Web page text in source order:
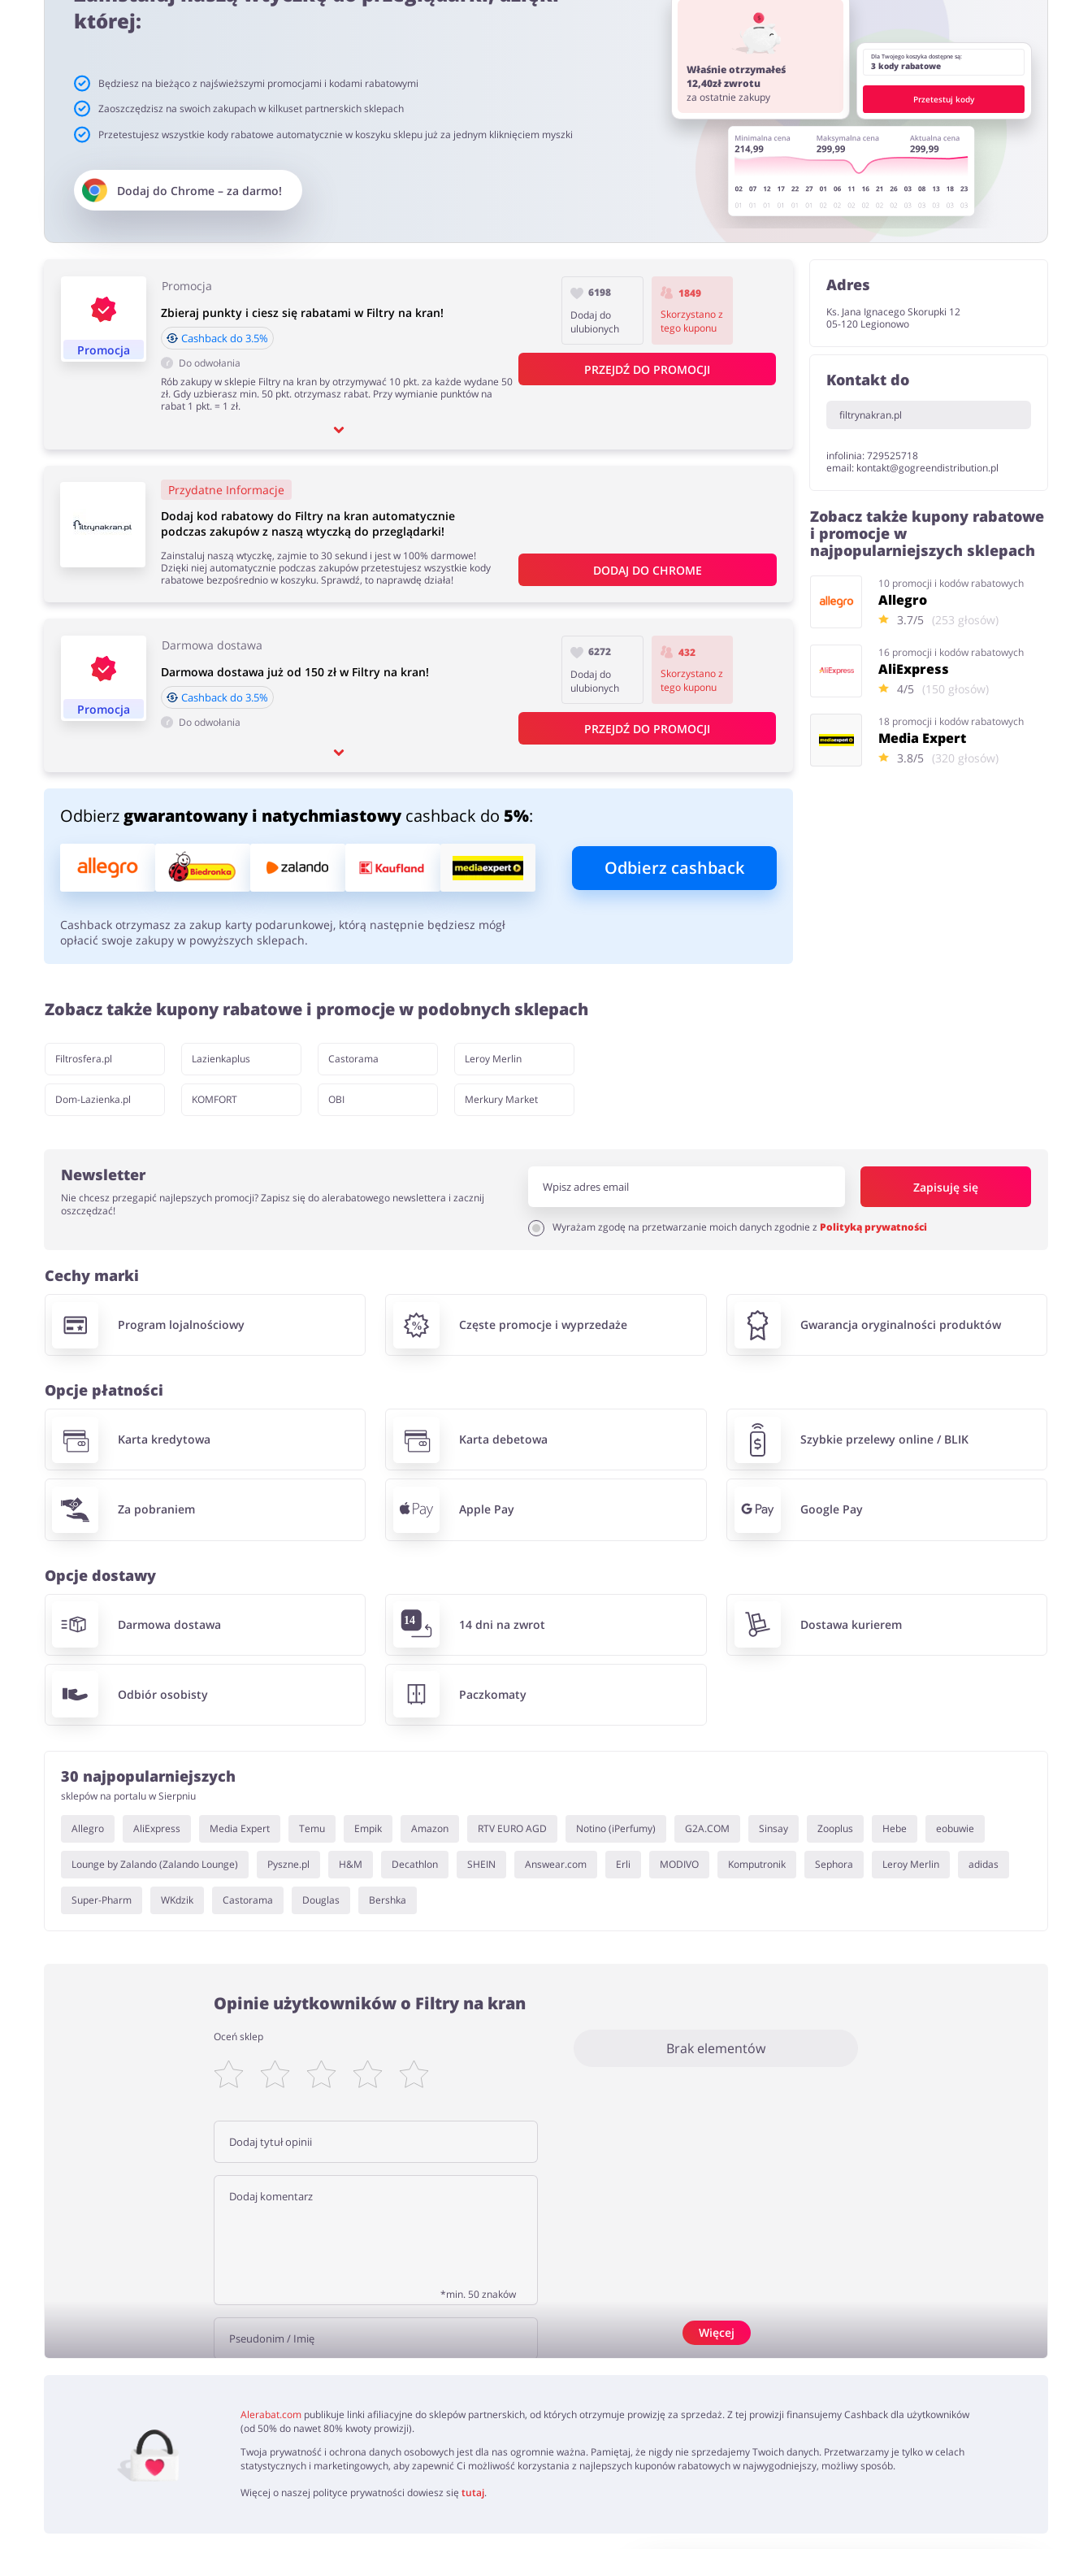
netto. Rekomendujemy korzystanie z wtyczki alerabat.com. Pamiętaj aby przed zakupem wyłączyć AdBlock oraz aby nie korzystać z innych stron lub rozszerzeń do przeglądarki
oferujących kody rabatowe lub cashback.
Czas akceptacji cashback:
Średni czas akceptacji Cashback w Filtry na kran wynosi od 40 do 90 dni.
której:
Będziesz na bieżąco z najświeższymi promocjami i kodami rabatowymi
Zaoszczędzisz na swoich zakupach w kilkuset partnerskich sklepach
Przetestujesz wszystkie kody rabatowe automatycznie w koszyku sklepu już za jednym kliknięciem myszki
Dodaj do Chrome– za darmo!
Właśnie otrzymałeś
12,40zł zwrotu
za ostatnie zakupy
Dla Twojego koszyka dostępne są:
3 kody rabatowe
Przetestuj kody
Promocja
Promocja
Zbieraj punkty i ciesz się rabatami w Filtry na kran!
Cashback do 3.5%
Rób zakupy w sklepie Filtry na kran by otrzymywać 10 pkt. za każde wydane 50
zł. Gdy uzbierasz min. 50 pkt. otrzymasz rabat. Przy wymianie punktów na
rabat 1 pkt. = 1 zł.
Do odwołania
6198
Dodaj do
ulubionych
1849
Skorzystano z
tego kuponu
PRZEJDŹ DO PROMOCJI
Promocja
Darmowa dostawa
Darmowa dostawa już od 150 zł w Filtry na kran!
Cashback do 3.5%
Do odwołania
6272
Dodaj do
ulubionych
432
Skorzystano z
tego kuponu
PRZEJDŹ DO PROMOCJI
Przydatne Informacje
Dodaj kod rabatowy do Filtry na kran automatycznie
podczas zakupów z naszą wtyczką do przeglądarki!
Zainstaluj naszą wtyczkę, zajmie to 30 sekund i jest w 100% darmowe!
Dzięki niej automatycznie podczas zakupów przetestujesz wszystkie kody
rabatowe bezpośrednio w koszyku. Sprawdź, to naprawdę działa!
DODAJ DO CHROME
Odbierz gwarantowany i natychmiastowycashback do 5%:
Odbierz cashback
Cashback otrzymasz za zakup karty podarunkowej, którą następnie będziesz mógł
opłacić swoje zakupy w powyższych sklepach.
Zobacz także kupony rabatowe i promocje w podobnych sklepach
Filtrosfera.pl
Dom-Lazienka.pl
Lazienkaplus
KOMFORT
Castorama
OBI
Leroy Merlin
Merkury Market
Adres
Ks. Jana Ignacego Skorupki 12
05-120 Legionowo
Kontakt do
filtrynakran.pl
infolinia: 729525718
email: kontakt@gogreendistribution.pl
Zobacz także kupony rabatowe
i promocje w
najpopularniejszych sklepach
10 promocji i kodów rabatowych
Allegro
3.7/5 (253 głosów)
16 promocji i kodów rabatowych
AliExpress
4/5 (150 głosów)
18 promocji i kodów rabatowych
Media Expert
3.8/5 (320 głosów)
Newsletter
Nie chcesz przegapić najlepszych promocji? Zapisz się do alerabatowego newslettera i zacznij
oszczędzać!
Zapisuję się
Wyrażam zgodę na przetwarzanie moich danych zgodnie z Polityką prywatności
Cechy marki
Program lojalnościowy Częste promocje i wyprzedaże Gwarancja oryginalności produktów
Opcje płatności
Karta kredytowa Karta debetowa Szybkie przelewy online / BLIK
Za pobraniem Apple Pay Google Pay
Opcje dostawy
Darmowa dostawa 14 dni na zwrot Dostawa kurierem
Odbiór osobisty Paczkomaty
30 najpopularniejszych
sklepów na portalu w Sierpniu
Allegro AliExpress Media Expert Temu Empik Amazon RTV EURO AGD Notino (iPerfumy) G2A.COM Sinsay Zooplus Hebe eobuwie
Lounge by Zalando (Zalando Lounge) Pyszne.pl H&M Decathlon SHEIN Answear.com Erli MODIVO Komputronik Sephora Leroy Merlin adidas
Super-Pharm WKdzik Castorama Douglas Bershka
Opinie użytkowników o Filtry na kran
Oceń sklep
*min. 50 znaków
Brak elementów
Więcej
Alerabat.compublikuje linki afiliacyjne do sklepów partnerskich, od których otrzymuje prowizję za sprzedaż. Z tej prowizji finansujemy Cashback dla użytkowników
(od 50% do nawet 80% kwoty prowizji).
Twoja prywatność i ochrona danych osobowych jest dla nas ogromnie ważna. Pamiętaj, że nigdy nie sprzedajemy Twoich danych. Przetwarzamy je tylko w celach
statystycznych i marketingowych, aby zapewnić Ci możliwość korzystania z najlepszych kuponów rabatowych w najwygodniejszy, możliwy sposób.
Więcej o naszej polityce prywatności dowiesz się tutaj.